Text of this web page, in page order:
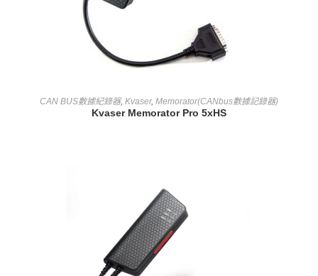
查看內容
CAN BUS數據紀錄器, Kvaser, Memorator(CANbus數據記錄器)
Kvaser Memorator Pro 5xHS